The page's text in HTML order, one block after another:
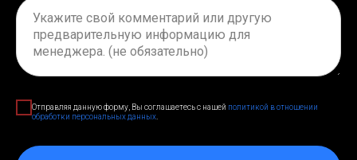
Отправляя данную форму, Вы соглашаетесь с нашей политикой в отношении
обработки персональных данных